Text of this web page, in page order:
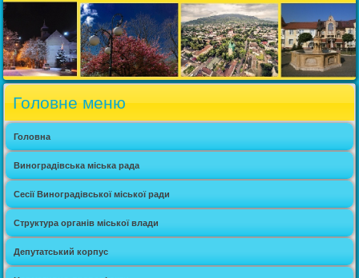
Головне меню
Головна
Виноградівська міська рада
Сесії Виноградівської міської ради
Структура органів міської влади
Депутатський корпус